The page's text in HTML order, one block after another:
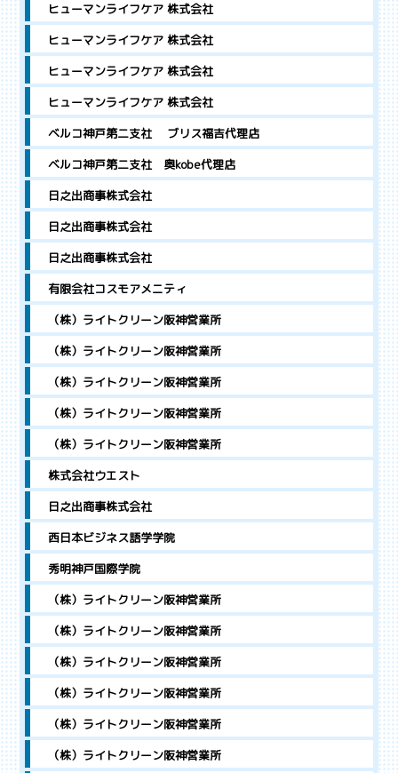
ヒューマンライフケア 株式会社
ヒューマンライフケア 株式会社
ヒューマンライフケア 株式会社
ヒューマンライフケア 株式会社
ベルコ神戸第二支社 ブリス福吉代理店
ベルコ神戸第二支社 奥kobe代理店
日之出商事株式会社
日之出商事株式会社
日之出商事株式会社
有限会社コスモアメニティ
（株）ライトクリーン阪神営業所
（株）ライトクリーン阪神営業所
（株）ライトクリーン阪神営業所
（株）ライトクリーン阪神営業所
（株）ライトクリーン阪神営業所
株式会社ウエスト
日之出商事株式会社
西日本ビジネス語学学院
秀明神戸国際学院
（株）ライトクリーン阪神営業所
（株）ライトクリーン阪神営業所
（株）ライトクリーン阪神営業所
（株）ライトクリーン阪神営業所
（株）ライトクリーン阪神営業所
（株）ライトクリーン阪神営業所